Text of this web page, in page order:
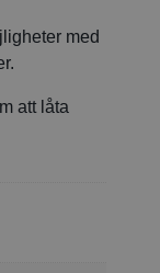
med
att låta